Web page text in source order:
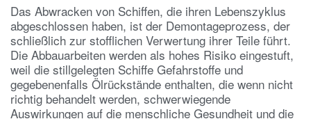
Das Abwracken von Schiffen, die ihren Lebenszyklus
abgeschlossen haben, ist der Demontageprozess, der
schließlich zur stofflichen Verwertung ihrer Teile führt.
Die Abbauarbeiten werden als hohes Risiko eingestuft,
weil die stillgelegten Schiffe Gefahrstoffe und
gegebenenfalls Ölrückstände enthalten, die wenn nicht
richtig behandelt werden, schwerwiegende
Auswirkungen auf die menschliche Gesundheit und die